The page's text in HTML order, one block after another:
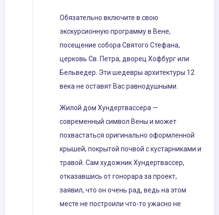
Обязательно включите в свою
экскурсионную программу в Вене,
посещение собора Святого Стефана,
церковь Св. Петра, дворец Хофбург или
Бельведер. Эти шедевры архитектуры 12
века не оставят Вас равнодушными.
Жилой дом Хундертвассера —
современный символ Вены и может
похвастаться оригинально оформленной
крышей, покрытой почвой с кустарниками и
травой. Сам художник Хундертвассер,
отказавшись от гонорара за проект,
заявил, что он очень рад, ведь на этом
месте не построили что-то ужасно не